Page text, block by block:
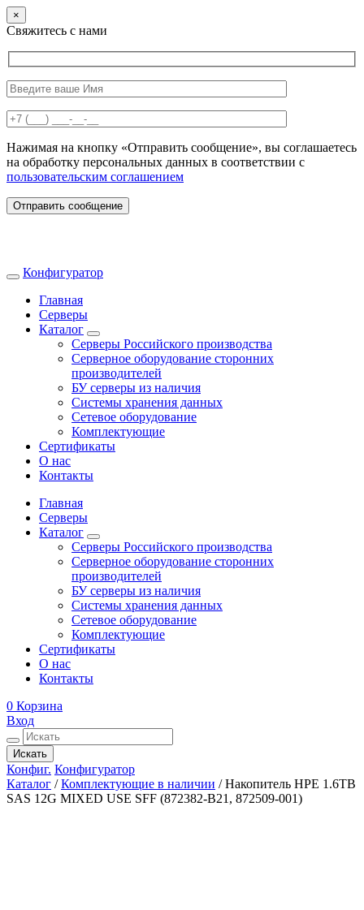
×
Свяжитесь с нами
Нажимая на кнопку «Отправить сообщение», вы соглашаетесь
на обработку персональных данных в соответствии с
пользовательским соглашением
Отправить сообщение
Конфигуратор
Главная
Серверы
Каталог
Серверы Российского производства
Серверное оборудование сторонних
производителей
БУ серверы из наличия
Системы хранения данных
Сетевое оборудование
Комплектующие
Сертификаты
О нас
Контакты
Главная
Серверы
Каталог
Серверы Российского производства
Серверное оборудование сторонних
производителей
БУ серверы из наличия
Системы хранения данных
Сетевое оборудование
Комплектующие
Сертификаты
О нас
Контакты
0 Корзина
Вход
Искать
Конфиг. Конфигуратор
Каталог /Комплектующие в наличии /Накопитель HPE 1.6TB
SAS 12G MIXED USE SFF (872382-B21, 872509-001)